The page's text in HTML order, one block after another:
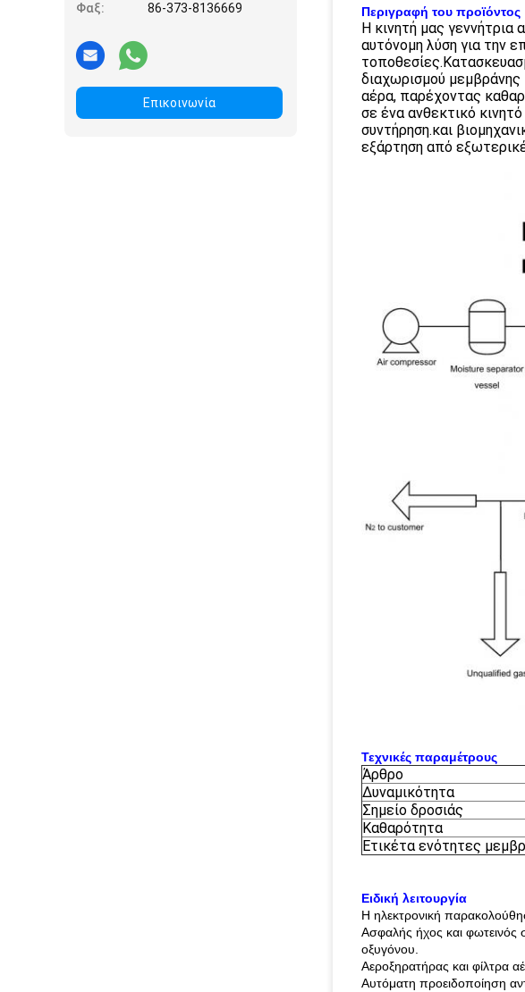
Φαξ:
86-373-8136669
Επικοινωνία
Περιγραφή του προϊόντος
Η κινητή μας
αυτόνομη λύση για την
διαχωρισμού μεμβράνης
αέρα, παρέχοντας
σε ένα ανθεκτικό
συντήρηση.και
εξάρτηση από
Τεχνικές παραμέτρους
Άρθρο
Δυναμικότητα
Σημείο δροσιάς
Καθαρότητα
Ετικέτα ενότητες
Ειδική λειτουργία
Η ηλεκτρονική
Ασφαλής ήχος και φωτεινός
οξυγόνου.
Αεροξηρατήρας και φίλτρα
Αυτόματη προειδοποίηση